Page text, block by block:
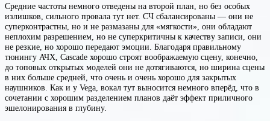
Средние частоты немного отведены на второй план, но без особых
излишков, сильного провала тут нет. СЧ сбалансированы — они не
суперконтрастны, но и не размазаны для «мягкости», они обладают
неплохим разрешением, но не суперкритичны к качеству записи, они
не резкие, но хорошо передают эмоции. Благодаря правильному
тюнингу АЧХ, Cascade хорошо строят воображаемую сцену, конечно,
до топовых открытых моделей они не дотягиваются, но ширина сцены
в них больше средней, что очень и очень хорошо для закрытых
наушников. Как и у Vega, вокал тут выносится немного вперёд, что в
сочетании с хорошим разделением планов даёт эффект приличного
эшелонирования в глубину.